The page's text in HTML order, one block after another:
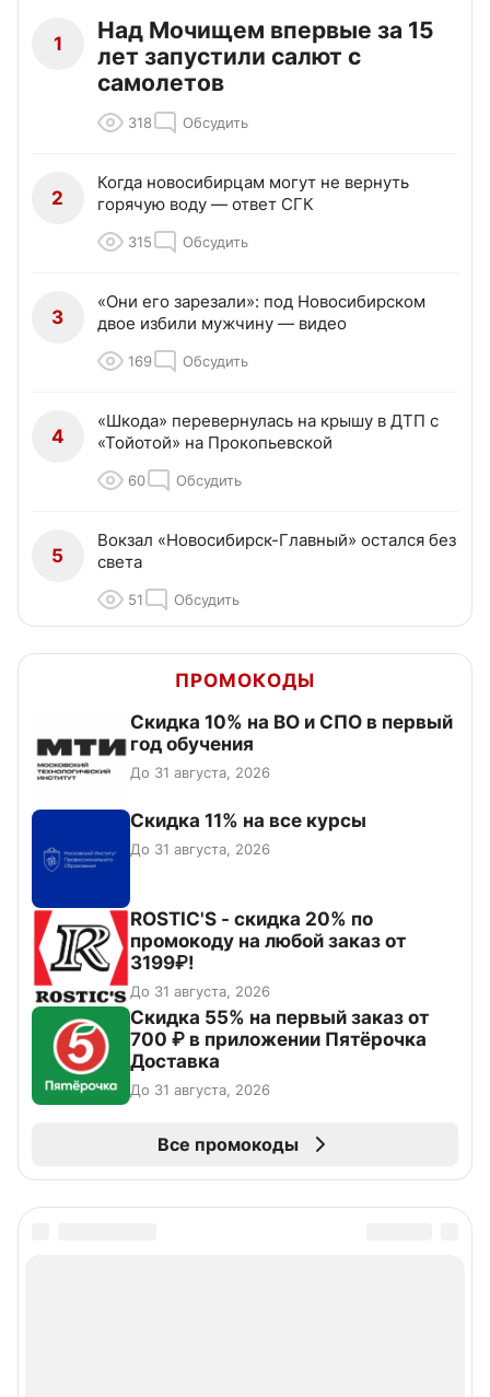
1
Над Мочищем впервые за 15
лет запустили салют с
самолетов
318 Обсудить
2
Когда новосибирцам могут не вернуть
горячую воду — ответ СГК
315 Обсудить
3
«Они его зарезали»: под Новосибирском
двое избили мужчину — видео
169 Обсудить
4
«Шкода» перевернулась на крышу в ДТП с
«Тойотой» на Прокопьевской
60 Обсудить
5
Вокзал «Новосибирск-Главный» остался без
света
51 Обсудить
ПРОМОКОДЫ
Скидка 10% на ВО и СПО в первый
год обучения
До 31 августа, 2026
Скидка 11% на все курсы
До 31 августа, 2026
ROSTIC'S - скидка 20% по
промокоду на любой заказ от
3199₽!
До 31 августа, 2026
Скидка 55% на первый заказ от
700 ₽ в приложении Пятёрочка
Доставка
До 31 августа, 2026
Все промокоды